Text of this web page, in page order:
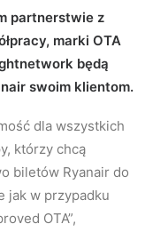
partnerstwie z
marki OTA
będą
swoim klientom.
dla wszystkich
którzy chcą
biletów Ryanair do
jak w przypadku
OTA”,